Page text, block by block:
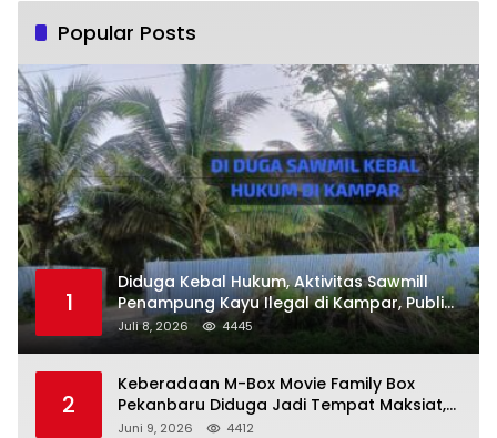
Popular Posts
1
Diduga Kebal Hukum, Aktivitas Sawmill
Penampung Kayu Ilegal di Kampar, Publik
Soroti Komitmen Penegakan Hukum Polres
Juli 8, 2026 4445
2
Keberadaan M-Box Movie Family Box
Pekanbaru Diduga Jadi Tempat Maksiat,
Warga Resah Minta Pemerintah Lakukan
Juni 9, 2026 4412